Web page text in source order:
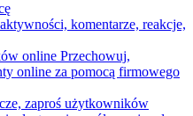
komentarze, reakcje,
online Przechowuj,
online za pomocą firmowego
zaproś użytkowników